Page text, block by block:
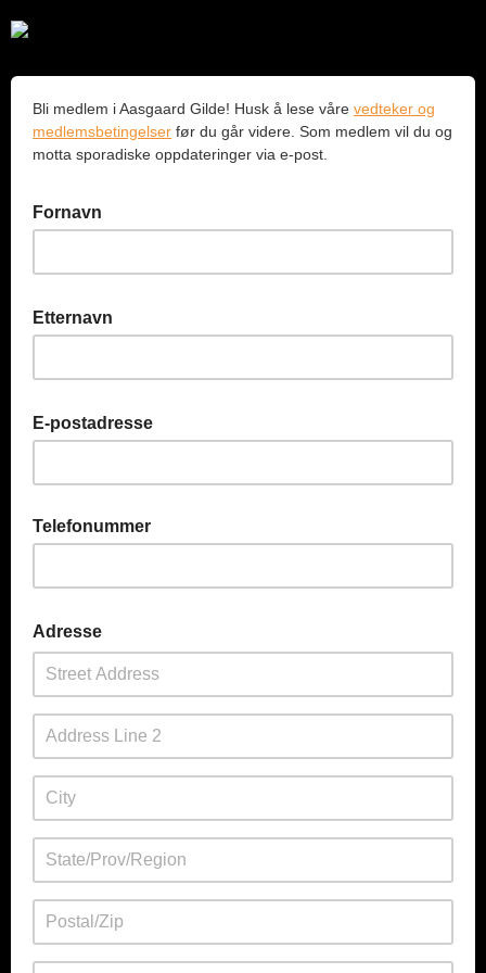
Bli medlem i Aasgaard Gilde! Husk å lese våre vedteker og
medlemsbetingelser før du går videre. Som medlem vil du og
motta sporadiske oppdateringer via e-post.
Fornavn
Etternavn
E-postadresse
Telefonummer
Adresse